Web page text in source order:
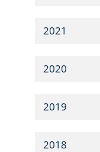
2021
2020
2019
2018